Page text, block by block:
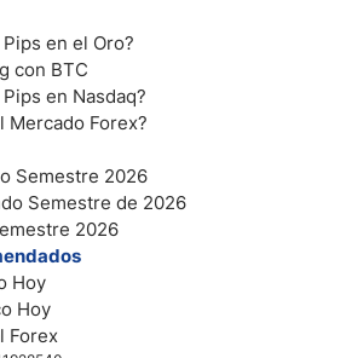
en el Oro?
con BTC
en Nasdaq?
Mercado Forex?
Semestre 2026
Semestre de 2026
2026
Hoy
Hoy
Forex